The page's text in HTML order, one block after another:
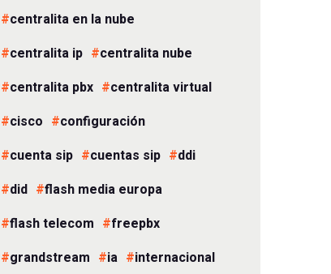
centralita en la nube
centralita ip
centralita nube
centralita pbx
centralita virtual
cisco
configuración
cuenta sip
cuentas sip
ddi
did
flash media europa
flash telecom
freepbx
grandstream
ia
internacional